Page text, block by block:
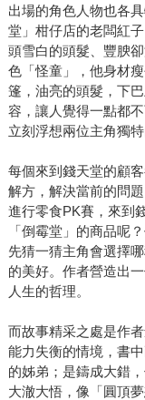
出場的角色人物也各
堂」柑仔店的老闆紅
頭雪白的頭髮、豐腴
色「怪童」，他身材
篷，油亮的頭髮，下
容，讓人覺得一點都
立刻浮想兩位主角獨
每個來到錢天堂的顧
解方，解決當前的問
進行零食PK賽，來到
「倒霉堂」的商品呢
先猜一猜主角會選擇
的美好。作者營造出
人生的哲理。
而故事精采之處是作
能力失衡的情境，書
的姊弟；是鑄成大錯
大澈大悟，像「圓頂夢